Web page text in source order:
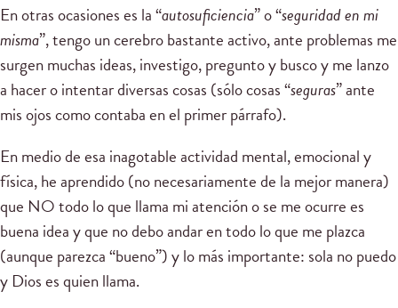
En otras ocasiones es la “autosuficiencia” o “seguridad en mi
misma”, tengo un cerebro bastante activo, ante problemas me
surgen muchas ideas, investigo, pregunto y busco y me lanzo
a hacer o intentar diversas cosas (sólo cosas “seguras” ante
mis ojos como contaba en el primer párrafo).
En medio de esa inagotable actividad mental, emocional y
física, he aprendido (no necesariamente de la mejor manera)
que NO todo lo que llama mi atención o se me ocurre es
buena idea y que no debo andar en todo lo que me plazca
(aunque parezca “bueno”) y lo más importante: sola no puedo
y Dios es quien llama.